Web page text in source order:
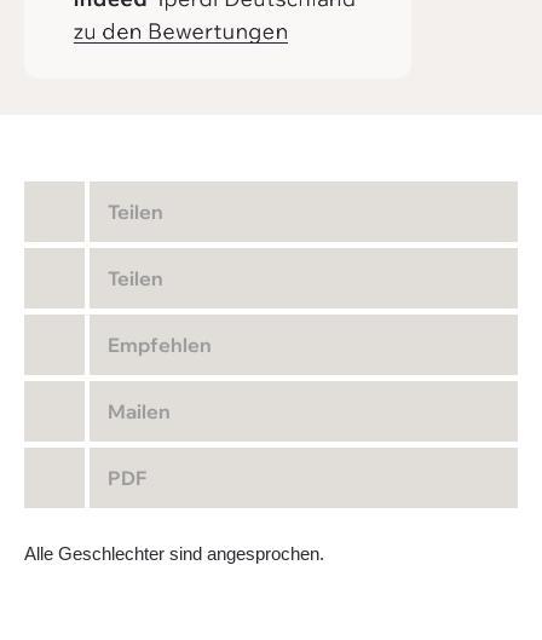
Teilen
Teilen
Empfehlen
Mailen
PDF
Alle Geschlechter sind angesprochen.